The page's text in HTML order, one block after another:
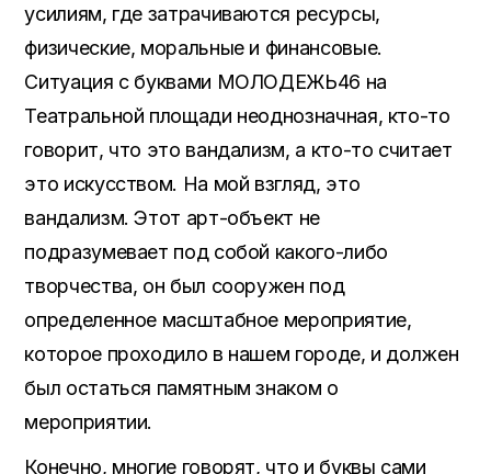
усилиям, где затрачиваются ресурсы,
физические, моральные и финансовые.
Ситуация с буквами МОЛОДЕЖЬ46 на
Театральной площади неоднозначная, кто-то
говорит, что это вандализм, а кто-то считает
это искусством. На мой взгляд, это
вандализм. Этот арт-объект не
подразумевает под собой какого-либо
творчества, он был сооружен под
определенное масштабное мероприятие,
которое проходило в нашем городе, и должен
был остаться памятным знаком о
мероприятии.
Конечно, многие говорят, что и буквы сами